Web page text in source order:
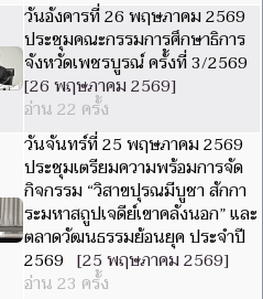
วันอังคารที่ 26 พฤษภาคม 2569
ประชุมคณะกรรมการศึกษาธิการ
จังหวัดเพชรบูรณ์ ครั้งที่ 3/2569
[26 พฤษภาคม 2569]
อ่าน 22 ครั้ง
วันจันทร์ที่ 25 พฤษภาคม 2569
ประชุมเตรียมความพร้อมการจัด
กิจกรรม “วิสาขปุรณมีบูชา สักกา
ระมหาสถูปเจดีย์เขาคลังนอก” และ
ตลาดวัฒนธรรมย้อนยุค ประจำปี
2569 [25 พฤษภาคม 2569]
อ่าน 23 ครั้ง